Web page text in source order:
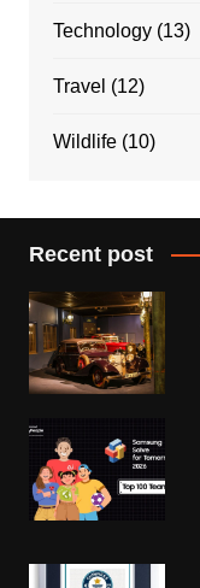
Technology(13)
Travel (12)
Wildlife(10)
Recent post